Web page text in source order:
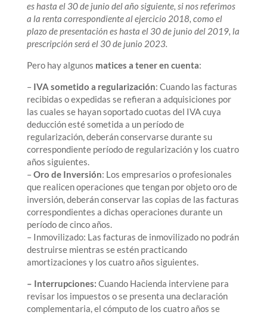
es hasta el 30 de junio del año siguiente, si nos referimos
a la renta correspondiente al ejercicio 2018, como el
plazo de presentación es hasta el 30 de junio del 2019, la
prescripción será el 30 de junio 2023.
Pero hay algunos matices a tener en cuenta:
–IVA sometido a regularización: Cuando las facturas
recibidas o expedidas se refieran a adquisiciones por
las cuales se hayan soportado cuotas del IVA cuya
deducción esté sometida a un período de
regularización, deberán conservarse durante su
correspondiente período de regularización y los cuatro
años siguientes.
–Oro de Inversión: Los empresarios o profesionales
que realicen operaciones que tengan por objeto oro de
inversión, deberán conservar las copias de las facturas
correspondientes a dichas operaciones durante un
período de cinco años.
– Inmovilizado: Las facturas de inmovilizado no podrán
destruirse mientras se estén practicando
amortizaciones y los cuatro años siguientes.
– Interrupciones: Cuando Hacienda interviene para
revisar los impuestos o se presenta una declaración
complementaria, el cómputo de los cuatro años se